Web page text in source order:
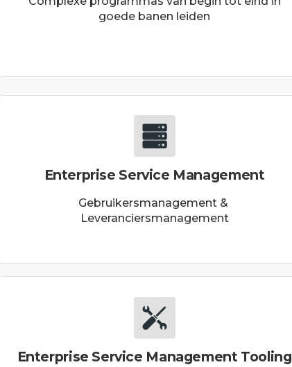
goede banen leiden
Enterprise Service Management
Gebruikersmanagement &
Leveranciersmanagement
Enterprise Service Management Tooling